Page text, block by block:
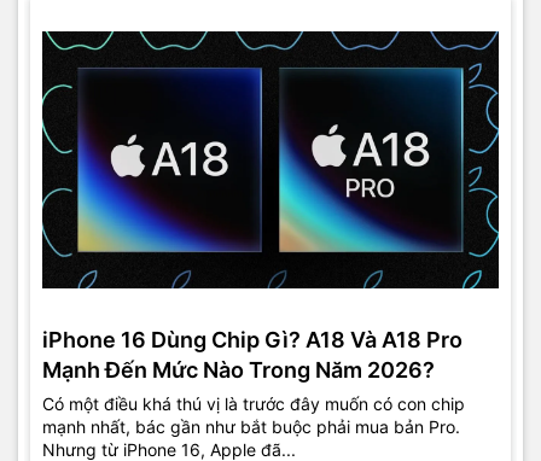
iPhone 16 Dùng Chip Gì? A18 Và A18 Pro
Mạnh Đến Mức Nào Trong Năm 2026?
Có một điều khá thú vị là trước đây muốn có con chip
mạnh nhất, bác gần như bắt buộc phải mua bản Pro.
Nhưng từ iPhone 16, Apple đã...